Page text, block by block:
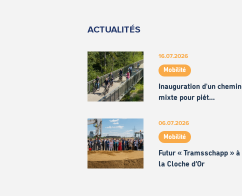
ACTUALITÉS
16.07.2026
Mobilité
Inauguration d'un chemin
mixte pour piét…
06.07.2026
Mobilité
Futur « Tramsschapp » à
la Cloche d’Or